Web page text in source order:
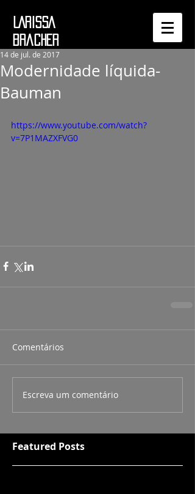
LARISSA
bracher
Modernidade líquida-
Bauman
14 de jul. de 2017
https://www.youtube.com/watch?
v=7P1MAZXFVG0
Comentários
Escreva um comentário
Featured Posts